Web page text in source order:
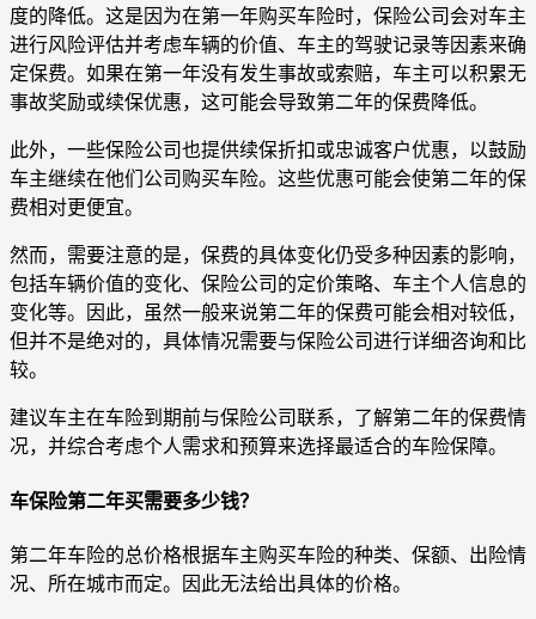
度的降低。这是因为在第一年购买车险时，保险公司会对车主
进行风险评估并考虑车辆的价值、车主的驾驶记录等因素来确
定保费。如果在第一年没有发生事故或索赔，车主可以积累无
事故奖励或续保优惠，这可能会导致第二年的保费降低。
此外，一些保险公司也提供续保折扣或忠诚客户优惠，以鼓励
车主继续在他们公司购买车险。这些优惠可能会使第二年的保
费相对更便宜。
然而，需要注意的是，保费的具体变化仍受多种因素的影响，
包括车辆价值的变化、保险公司的定价策略、车主个人信息的
变化等。因此，虽然一般来说第二年的保费可能会相对较低，
但并不是绝对的，具体情况需要与保险公司进行详细咨询和比
较。
建议车主在车险到期前与保险公司联系，了解第二年的保费情
况，并综合考虑个人需求和预算来选择最适合的车险保障。
车保险第二年买需要多少钱？
第二年车险的总价格根据车主购买车险的种类、保额、出险情
况、所在城市而定。因此无法给出具体的价格。